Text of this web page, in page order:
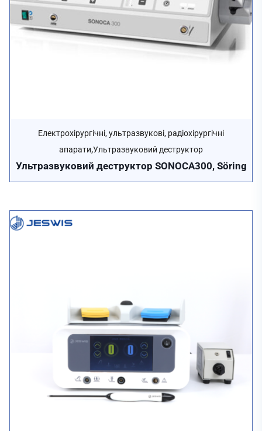
Електрохірургічні, ультразвукові, радіохірургічні
апарати,Ультразвуковий деструктор
Ультразвуковий деструктор SONOCA300, Söring